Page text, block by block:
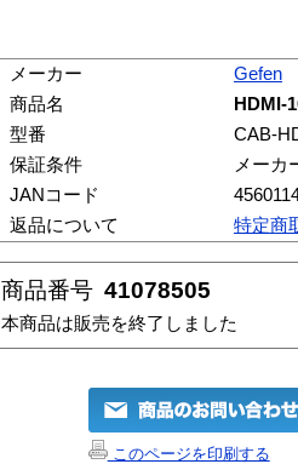
メーカー
Gefen
商品名
HDMI-
型番
CAB-
保証条件
メーカ
JANコード
返品について
特定商
商品番号 41078505
本商品は販売を終了しました
このページを印刷する